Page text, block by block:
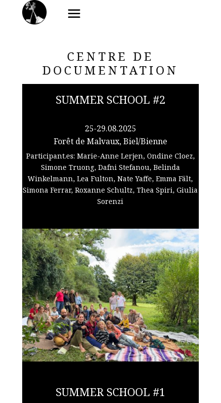
CENTRE DE
DOCUMENTATION
SUMMER SCHOOL #2
25-29.08.2025
Forêt de Malvaux, Biel/Bienne
Participant.es: Marie-Anne Lerjen, Ondine Cloez,
Simone Truong, Dafni Stefanou, Belinda
Winkelmann, Lea Fulton, Nate Yaffe, Emma Fält,
Simona Ferrar, Roxanne Schultz, Thea Spiri, Giulia
Sorenzi
SUMMER SCHOOL #1